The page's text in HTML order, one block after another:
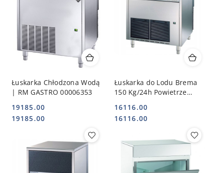
Łuskarka Chłodzona Wodą
| RM GASTRO 00006353
Cena:
19185.00
Cena:
19185.00
Łuskarka do Lodu Brema
150 Kg/24h Powietrze
Cena:
16116.00
Cena:
16116.00